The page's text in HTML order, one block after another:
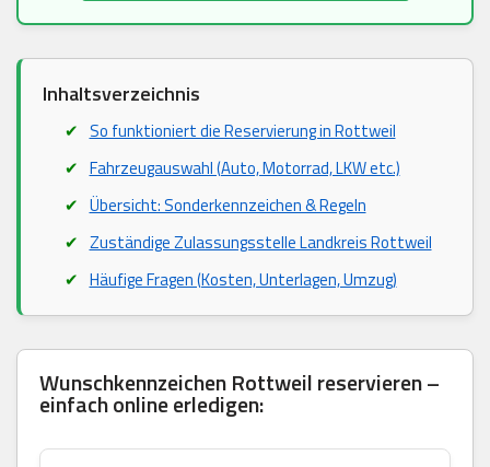
Inhaltsverzeichnis
So funktioniert die Reservierung in Rottweil
Fahrzeugauswahl (Auto, Motorrad, LKW etc.)
Übersicht: Sonderkennzeichen & Regeln
Zuständige Zulassungsstelle Landkreis Rottweil
Häufige Fragen (Kosten, Unterlagen, Umzug)
Wunschkennzeichen Rottweil reservieren –
einfach online erledigen: